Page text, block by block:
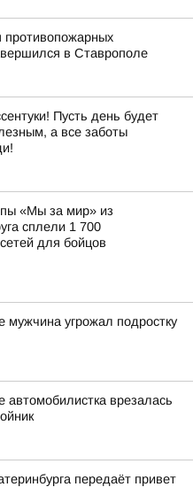
противопожарных
в Ставрополе
Пусть день будет
а все заботы
«Мы за мир» из
сплели 1 700
для бойцов
мужчина угрожал подростку
автомобилистка врезалась
передаёт привет